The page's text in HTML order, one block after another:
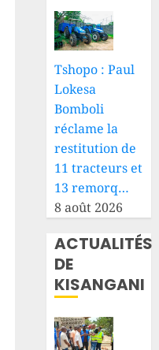
Tshopo : Paul
Lokesa
Bomboli
réclame la
restitution de
11 tracteurs et
13 remorq…
8 août 2026
ACTUALITÉS
DE
KISANGANI